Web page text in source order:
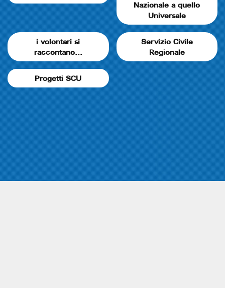
Nazionale a quello
Universale
i volontari si
raccontano...
Servizio Civile
Regionale
Progetti SCU